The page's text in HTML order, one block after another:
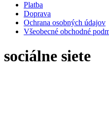
Platba
Doprava
Ochrana osobných údajov
Všeobecné obchodné
sociálne siete